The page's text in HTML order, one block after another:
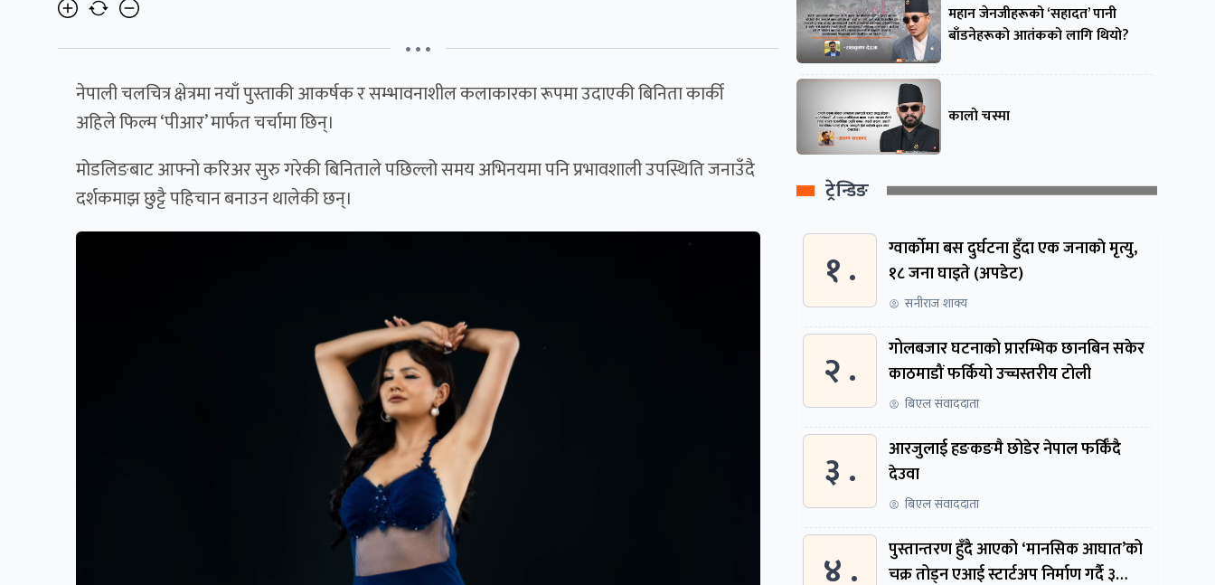
• • •
नेपाली चलचित्र क्षेत्रमा नयाँ पुस्ताकी आकर्षक र सम्भावनाशील कलाकारका रूपमा उदाएकी बिनिता कार्की
अहिले फिल्म ‘पीआर’ मार्फत चर्चामा छिन्।
मोडलिङबाट आफ्नो करिअर सुरु गरेकी बिनिताले पछिल्लो समय अभिनयमा पनि प्रभावशाली उपस्थिति जनाउँदै
दर्शकमाझ छुट्टै पहिचान बनाउन थालेकी छन्।
महान जेनजीहरूको ‘सहादत’ पानी
बाँडनेहरूको आतंकको लागि थियो?
कालो चस्मा
ट्रेन्डिङ
१ .
ग्वार्काेमा बस दुर्घटना हुँदा एक जनाकाे मृत्यु,
१८ जना घाइते (अपडेट)
सनीराज शाक्य
२ .
गोलबजार घटनाको प्रारम्भिक छानबिन सकेर
काठमाडौं फर्कियो उच्चस्तरीय टोली
बिएल संवाददाता
३ .
आरजुलाई हङकङमै छोडेर नेपाल फर्किँदै
देउवा
बिएल संवाददाता
४ .
पुस्तान्तरण हुँदै आएको ‘मानसिक आघात’को
चक्र तोड्न एआई स्टार्टअप निर्माण गर्दै ३